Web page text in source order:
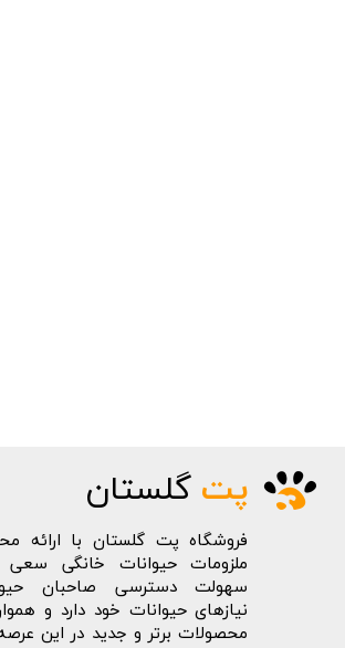
پت گلستان
فروشگاه پت گلستان با ارائه
ملزومات حیوانات خانگی سعی
سهولت دسترسی صاحبان
نیازهای حیوانات خود دارد و
محصولات برتر و جدید در این